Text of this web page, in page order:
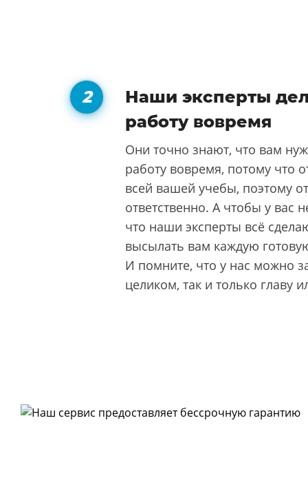
Наши эксперты
работу вовремя
Они точно знают, что вам
работу вовремя, потому что
всей вашей учебы, поэтому
ответственно. А чтобы у вас
что наши эксперты всё
высылать вам каждую
И помните, что у нас можно
целиком, так и только главу